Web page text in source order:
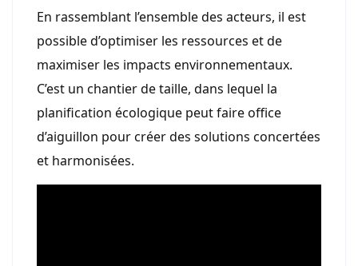
En rassemblant l’ensemble des acteurs, il est
possible d’optimiser les ressources et de
maximiser les impacts environnementaux.
C’est un chantier de taille, dans lequel la
planification écologique peut faire office
d’aiguillon pour créer des solutions concertées
et harmonisées.